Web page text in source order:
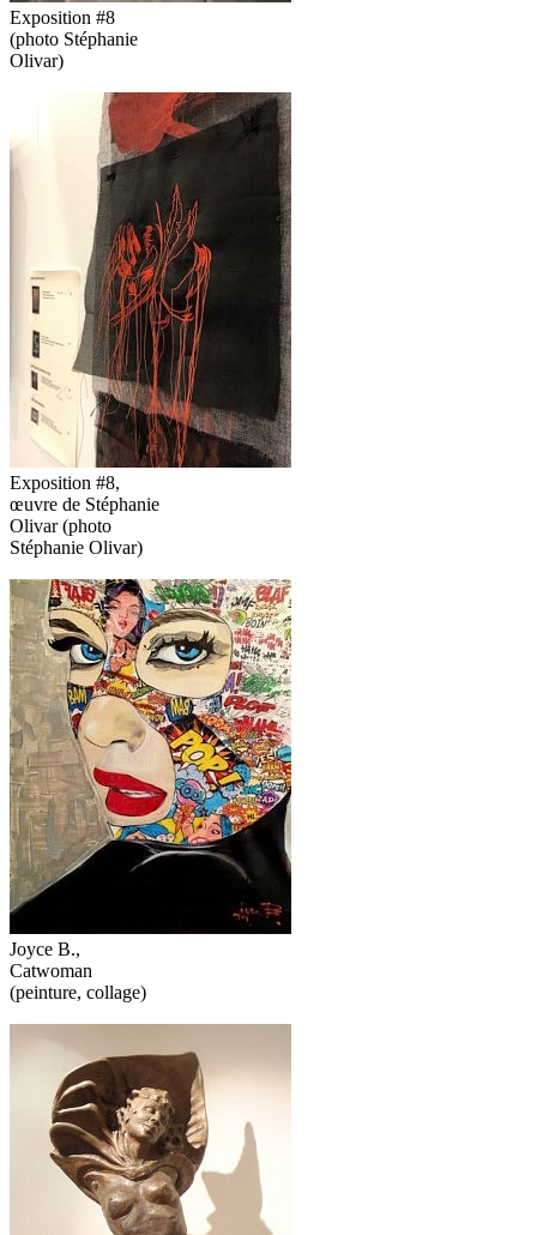
Exposition #8
(photo Stéphanie
Olivar)
Exposition #8,
œuvre de Stéphanie
Olivar (photo
Stéphanie Olivar)
Joyce B.,
Catwoman
(peinture, collage)